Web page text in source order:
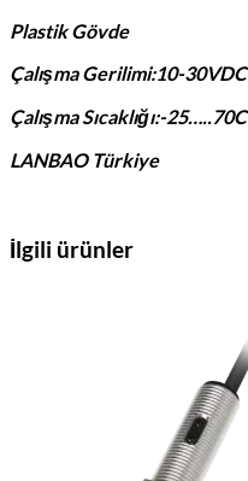
Plastik Gövde
Çalışma Gerilimi:10-30VDC
Çalışma Sıcaklığı:-25…..70C
LANBAO Türkiye
İlgili ürünler